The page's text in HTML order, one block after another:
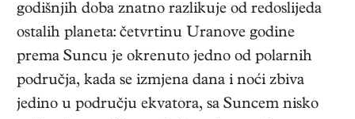
godišnjih doba znatno razlikuje od redoslijeda
ostalih planeta: četvrtinu Uranove godine
prema Suncu je okrenuto jedno od polarnih
područja, kada se izmjena dana i noći zbiva
jedino u području ekvatora, sa Suncem nisko